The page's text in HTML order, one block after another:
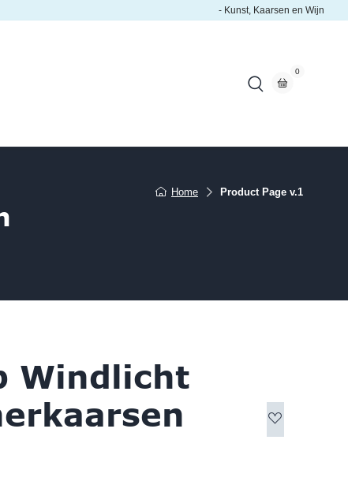
- Kunst, Kaarsen en Wijn
0
Home Product Page v.1
Windlicht